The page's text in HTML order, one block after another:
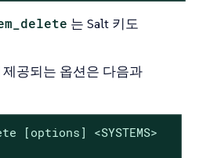
는 Salt 키도
제공되는 옵션은 다음과
[options] <SYSTEMS>